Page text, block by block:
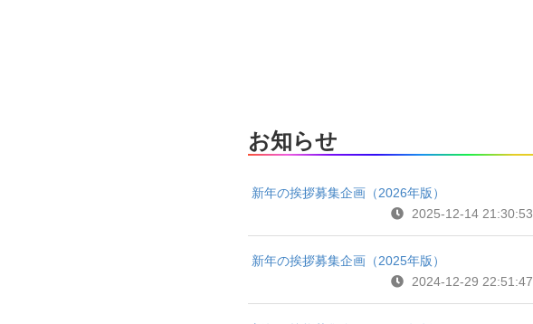
お知らせ
新年の挨拶募集企画（2026年版）
2025-12-14 21:30:53
新年の挨拶募集企画（2025年版）
2024-12-29 22:51:47